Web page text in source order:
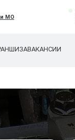
МО
ВАКАНСИИ